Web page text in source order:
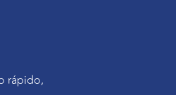
rápido,